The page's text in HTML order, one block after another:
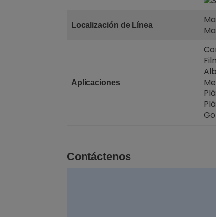
Localización de Línea
Aplicaciones
Contáctenos